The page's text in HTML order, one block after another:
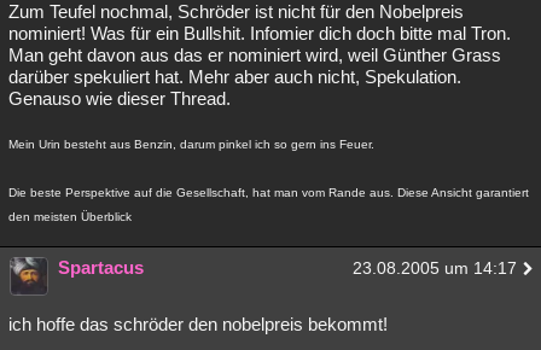
Zum Teufel nochmal, Schröder ist nicht für den Nobelpreis
nominiert! Was für ein Bullshit. Infomier dich doch bitte mal Tron.
Man geht davon aus das er nominiert wird, weil Günther Grass
darüber spekuliert hat. Mehr aber auch nicht, Spekulation.
Genauso wie dieser Thread.
Mein Urin besteht aus Benzin, darum pinkel ich so gern ins Feuer.
Die beste Perspektive auf die Gesellschaft, hat man vom Rande aus. Diese Ansicht garantiert
den meisten Überblick
Spartacus 23.08.2005 um 14:17
ich hoffe das schröder den nobelpreis bekommt!